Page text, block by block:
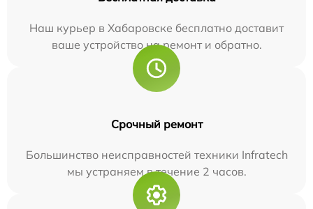
Наш курьер в Хабаровске бесплатно доставит
ваше устройство на ремонт и обратно.
Срочный ремонт
Большинство неисправностей техники Infratech
мы устраняем в течение 2 часов.